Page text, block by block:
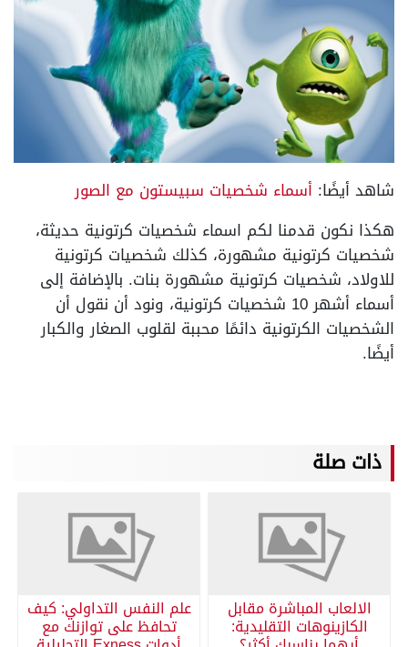
شاهد أيضًا: أسماء شخصيات سبيستون مع الصور
هكذا نكون قدمنا لكم اسماء شخصيات كرتونية حديثة،
شخصيات كرتونية مشهورة، كذلك شخصيات كرتونية
للاولاد، شخصيات كرتونية مشهورة بنات. بالإضافة إلى
أسماء أشهر 10 شخصيات كرتونية، ونود أن نقول أن
الشخصيات الكرتونية دائمًا محببة لقلوب الصغار والكبار
أيضًا.
ذات صلة
الالعاب المباشرة مقابل
الكازينوهات التقليدية:
علم النفس التداولي: كيف
تحافظ على توازنك مع